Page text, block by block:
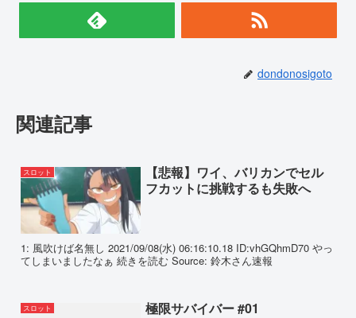
dondonosigoto
関連記事
スロット
【悲報】ワイ、バリカンでセル
フカットに挑戦するも失敗へ
1: 風吹けば名無し 2021/09/08(水) 06:16:10.18 ID:vhGQhmD70 やっ
てしまいましたなぁ 続きを読む Source: 鈴木さん速報
スロット 極限サバイバー #01